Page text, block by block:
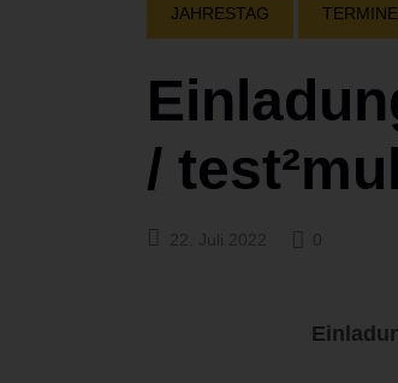
JAHRESTAG TERMINE
/
22. Juli 2022 0